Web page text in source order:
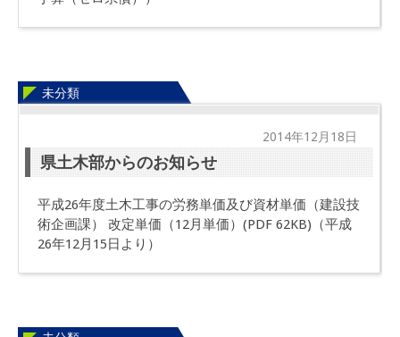
未分類
2014年12月18日
県土木部からのお知らせ
平成26年度土木工事の労務単価及び資材単価（建設技
術企画課） 改定単価（12月単価）(PDF 62KB)（平成
26年12月15日より）